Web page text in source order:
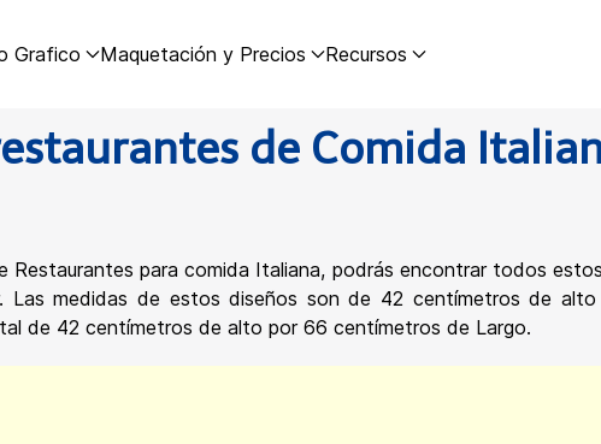
Grafico Maquetación y Precios Recursos
de Comida
Restaurantes para comida Italiana, podrás encontrar todos
Las medidas de estos diseños son de 42 centímetros de
de 42 centímetros de alto por 66 centímetros de Largo.